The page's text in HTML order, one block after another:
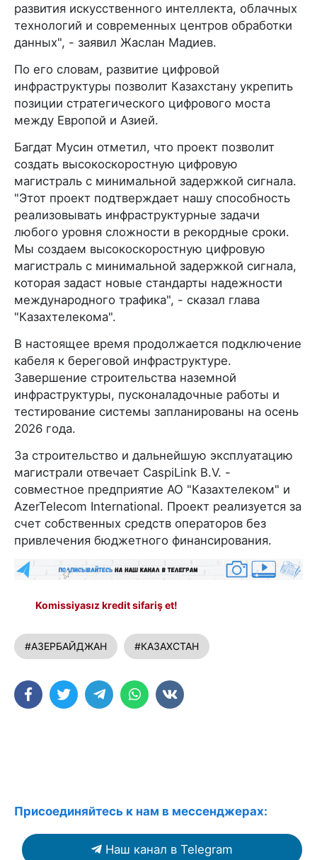
развития искусственного интеллекта, облачных
технологий и современных центров обработки
данных", - заявил Жаслан Мадиев.
По его словам, развитие цифровой
инфраструктуры позволит Казахстану укрепить
позиции стратегического цифрового моста
между Европой и Азией.
Багдат Мусин отметил, что проект позволит
создать высокоскоростную цифровую
магистраль с минимальной задержкой сигнала.
"Этот проект подтверждает нашу способность
реализовывать инфраструктурные задачи
любого уровня сложности в рекордные сроки.
Мы создаем высокоскоростную цифровую
магистраль с минимальной задержкой сигнала,
которая задаст новые стандарты надежности
международного трафика", - сказал глава
"Казахтелекома".
В настоящее время продолжается подключение
кабеля к береговой инфраструктуре.
Завершение строительства наземной
инфраструктуры, пусконаладочные работы и
тестирование системы запланированы на осень
2026 года.
За строительство и дальнейшую эксплуатацию
магистрали отвечает CaspiLink B.V. -
совместное предприятие АО "Казахтелеком" и
AzerTelecom International. Проект реализуется за
счет собственных средств операторов без
привлечения бюджетного финансирования.
Komissiyasız kredit sifariş et!
#АЗЕРБАЙДЖАН #КАЗАХСТАН
Присоединяйтесь к нам в мессенджерах:
Наш канал в Telegram